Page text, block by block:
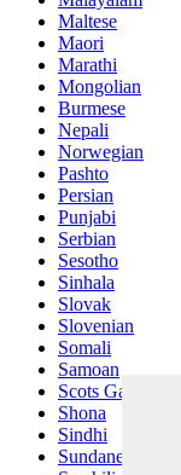
Marathi
Mongolian
Burmese
Nepali
Norwegian
Pashto
Persian
Punjabi
Serbian
Sesotho
Sinhala
Slovak
Slovenian
Somali
Samoan
Scots Gaelic
Shona
Sindhi
Sundanese
Swahili
Tajik
Tamil